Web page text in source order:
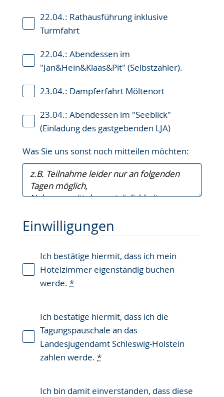
22.04.: Rathausführung inklusive
Turmfahrt
22.04.: Abendessen im
"Jan&Hein&Klaas&Pit" (Selbstzahler).
23.04.: Dampferfahrt Möltenort
23.04.: Abendessen im "Seeblick"
(Einladung des gastgebenden LJA)
Was Sie uns sonst noch mitteilen möchten:
Einwilligungen
Ich bestätige hiermit, dass ich mein
Hotelzimmer eigenständig buchen
werde. *
Ich bestätige hiermit, dass ich die
Tagungspauschale an das
Landesjugendamt Schleswig-Holstein
zahlen werde. *
Ich bin damit einverstanden, dass diese